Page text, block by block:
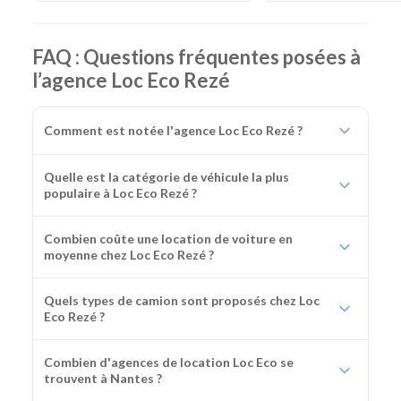
FAQ : Questions fréquentes posées à
l’agence Loc Eco Rezé
Comment est notée l'agence Loc Eco Rezé ?
Quelle est la catégorie de véhicule la plus
populaire à Loc Eco Rezé ?
Combien coûte une location de voiture en
moyenne chez Loc Eco Rezé ?
Quels types de camion sont proposés chez Loc
Eco Rezé ?
Combien d'agences de location Loc Eco se
trouvent à Nantes ?